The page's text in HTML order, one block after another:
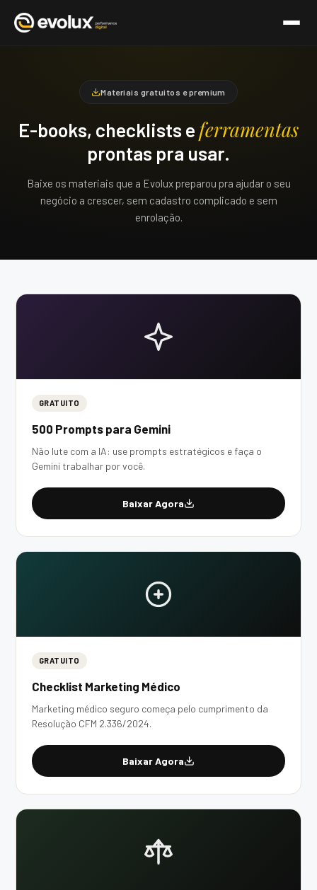
Materiais gratuitos e premium
E-books, checklists e ferramentas
prontas pra usar.
Baixe os materiais que a Evolux preparou pra ajudar o seu
negócio a crescer, sem cadastro complicado e sem
enrolação.
GRATUITO
500 Prompts para Gemini
Não lute com a IA: use prompts estratégicos e faça o
Gemini trabalhar por você.
Baixar Agora
GRATUITO
Checklist Marketing Médico
Marketing médico seguro começa pelo cumprimento da
Resolução CFM 2.336/2024.
Baixar Agora